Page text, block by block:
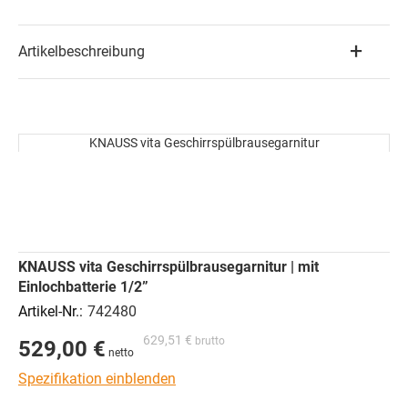
KNAUSS vita Geschirrspülbrausegarnitur
Artikelbeschreibung
Gruppiert
Produkte
-
Artikel
KNAUSS vita Geschirrspülbrausegarnitur | mit
Einlochbatterie 1/2”
742480
629,51 €
529,00 €
Spezifikation einblenden